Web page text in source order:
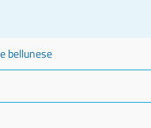
bellunese